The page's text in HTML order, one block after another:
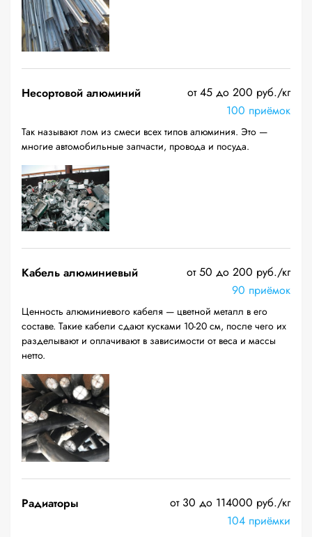
Несортовой алюминий
от 45 до 200 руб./кг
100 приёмок
Так называют лом из смеси всех типов алюминия. Это —
многие автомобильные запчасти, провода и посуда.
Кабель алюминиевый
от 50 до 200 руб./кг
90 приёмок
Ценность алюминиевого кабеля — цветной металл в его
составе. Такие кабели сдают кусками 10-20 см, после чего их
разделывают и оплачивают в зависимости от веса и массы
нетто.
Радиаторы
от 30 до 114000 руб./кг
104 приёмки